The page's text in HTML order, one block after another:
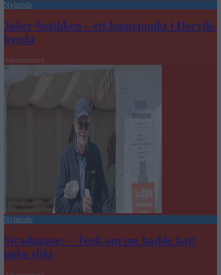
Nyhende
Joker-butikken – eit knutepunkt i Hervik-
bygda
Abonnement
Nyhende
Siradagane: – Tenk om me hadde hatt
noko slikt